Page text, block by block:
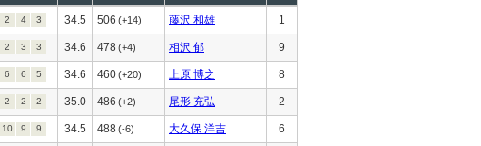
2 4 3 34.5 506 (+14) 藤沢 和雄 1
2 3 3 34.6 478 (+4) 相沢 郁 9
6 6 5 34.6 460(+20) 上原 博之 8
2 2 2 35.0 486 (+2) 尾形 充弘 2
10 9 9 34.5 488(-6) 大久保 洋吉 6